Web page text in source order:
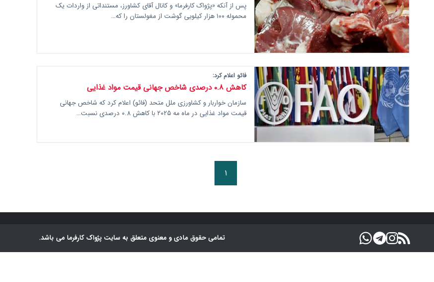
پس از آنکه «پژواک کارفرما» و کانال آقای کشاورز، مستنداتی از واردات یک
محموله ۱۰۰ هزار کیلویی گوشت از مغولستان را که…
فائو اعلام کرد:
کاهش ۰.۸ درصدی شاخص جهانی قیمت مواد غذایی
سازمان خواربار و کشاورزی ملل متحد (فائو) اعلام کرد که شاخص جهانی
قیمت مواد غذایی در ماه مه ۲۰۲۵ با کاهش ۰.۸ درصدی نسبت…
۱
تمامی حقوق مادی و معنوی متعلق به سایت پژواک کارفرما می باشد.